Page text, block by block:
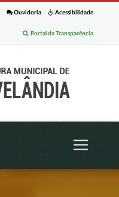
Acessibilidade
Ouvidoria
Portal da Transparência